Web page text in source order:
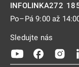
INFOLINKA272
Po–Pá 9:00 až
Sledujte nás
Odkaz seOdkaz